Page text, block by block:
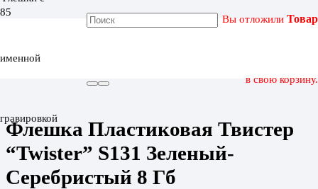
именной
гравировкой
Вы отложили Товар
в свою корзину.
ФЛЕШКА ПЛАСТИКОВАЯ ТВИСТЕР “TWISTER” S131
Флешка Пластиковая Твистер
“Twister” S131 Зеленый-
Серебристый 8 Гб